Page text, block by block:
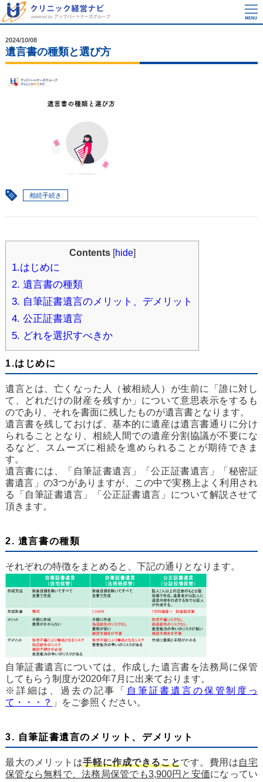
2024/10/08
遺言書の種類と選び方
相続手続き
Contents [hide]
1.はじめに
2. 遺言書の種類
3. 自筆証書遺言のメリット、デメリット
4. 公正証書遺言
5. どれを選択すべきか
1.はじめに
遺言とは、亡くなった人（被相続人）が生前に「誰に対し
て、どれだけの財産を残すか」について意思表示をするも
のであり、それを書面に残したものが遺言書となります。
遺言書を残しておけば、基本的に遺産は遺言書通りに分け
られることとなり、相続人間での遺産分割協議が不要にな
るなど、スムーズに相続を進められることが期待できま
す。
遺言書には、「自筆証書遺言」「公正証書遺言」「秘密証
書遺言」の3つがありますが、この中で実務上よく利用され
る「自筆証書遺言」「公正証書遺言」について解説させて
頂きます。
2. 遺言書の種類
それぞれの特徴をまとめると、下記の通りとなります。
自筆証書遺言については、作成した遺言書を法務局に保管
してもらう制度が2020年7月に出来ております。
※詳細は、過去の記事「
自筆証書遺言の保管制度っ
て・・・？ 」をご参照ください。
3. 自筆証書遺言のメリット、デメリット
最大のメリットは手軽に作成できることです。費用は自宅
保管なら無料で、法務局保管でも3,900円と安価になってい